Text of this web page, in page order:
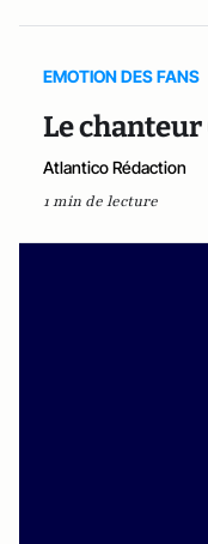
EMOTION DES FANS
Le
Atlantico Rédaction
1 min de lecture